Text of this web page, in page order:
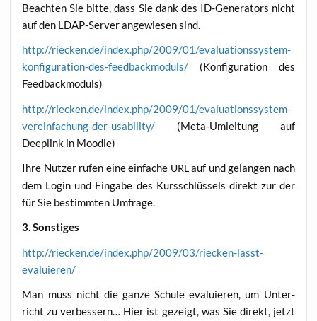
Beach­ten Sie bit­te, dass Sie dank des ID-Gene­ra­tors nicht
auf den LDAP-Ser­ver ange­wie­sen sind.
http://riecken.de/index.php/2009/01/evaluationssystem-
konfiguration-des-feedbackmoduls/ (Kon­fi­gu­ra­ti­on des
Feedbackmoduls)
http://riecken.de/index.php/2009/01/evaluationssystem-
vereinfachung-der-usability/ (Meta-Umlei­tung auf
Deeplink in Moodle)
Ihre Nut­zer rufen eine ein­fa­che URLauf und gelan­gen nach
dem Log­in und Ein­ga­be des Kurs­schlüs­sels direkt zur der
für Sie bestimm­ten Umfrage.
3. Sons­ti­ges
http://riecken.de/index.php/2009/03/riecken-lasst-
evaluieren/
Man muss nicht die gan­ze Schu­le eva­lu­ie­ren, um Unter­
richt zu ver­bes­sern… Hier ist gezeigt, was Sie direkt, jetzt